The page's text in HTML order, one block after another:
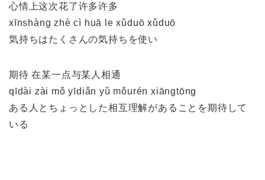
心情上这次花了许多许多
xīnshàng zhè cì huā le xǔduō xǔduō
気持ちはたくさんの気持ちを使い
期待 在某一点与某人相通
qīdài zài mǒ yīdiǎn yǔ mǒurén xiāngtōng
ある人とちょっとした相互理解があることを期待して
いる